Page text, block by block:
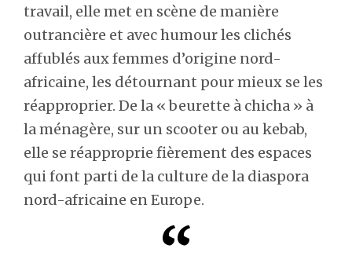
travail, elle met en scène de manière
outrancière et avec humour les clichés
affublés aux femmes d’origine nord-
africaine, les détournant pour mieux se les
réapproprier. De la « beurette à chicha » à
la ménagère, sur un scooter ou au kebab,
elle se réapproprie fièrement des espaces
qui font parti de la culture de la diaspora
nord-africaine en Europe.